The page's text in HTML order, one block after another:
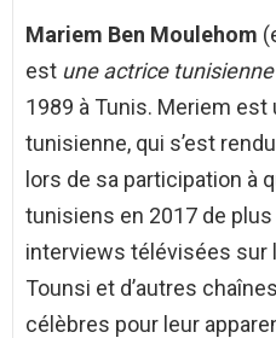
Mariem Ben Moulehom
est une actrice tunisienne
1989 à Tunis. Meriem est
tunisienne, qui s’est
lors de sa participation à
tunisiens en 2017 de
interviews télévisées sur
Tounsi et d’autres
célèbres pour leur